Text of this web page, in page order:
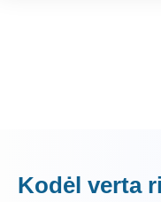
Kodėl verta